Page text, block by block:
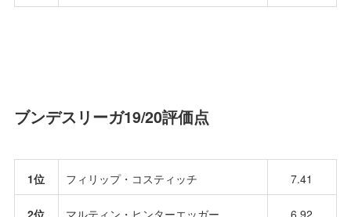
ブンデスリーガ19/20評価点
1位 フィリップ・コスティッチ 7.41
2位 マルティン・ヒンターエッガー 6.92